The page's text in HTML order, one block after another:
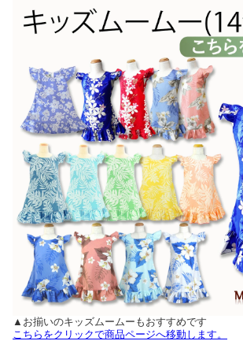
▲お揃いのキッズムームーもおすすめです
こちらをクリックで商品ページへ移動します。